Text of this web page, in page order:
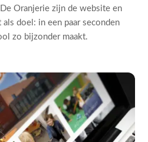
Oranjerie zijn de website en
doel: in een paar seconden
zo bijzonder maakt.